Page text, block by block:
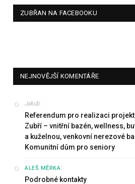
ZUBŘAN NA FACEBOOKU
NEJNOVĚJŠÍ KOMENTÁŘE
Jakub:
Referendum pro realizaci
Zubří – vnitřní bazén, wellness,
a kuželnou, venkovní nerezové
Komunitní dům pro seniory
ALEŠ MĚRKA:
Podrobné kontakty